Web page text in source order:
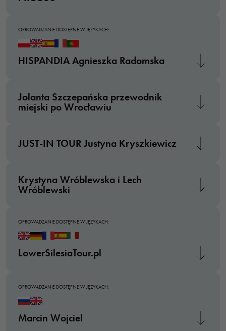
OPROWADZANIE DOSTĘPNE W JĘZYKACH:
HISPANDIA Agnieszka Radomska
Jolanta Szczepańska przewodnik
miejski po Wrocławiu
JUST-IN TOUR Justyna Kryszkiewicz
Krystyna Wróblewska i Lech
Wróblewski
OPROWADZANIE DOSTĘPNE W JĘZYKACH:
LowerSilesiaTour.pl
OPROWADZANIE DOSTĘPNE W JĘZYKACH:
Marcin Wojciel